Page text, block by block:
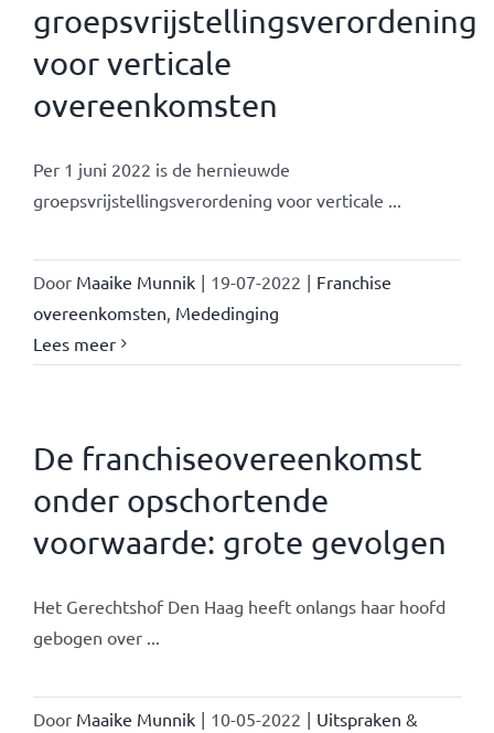
groepsvrijstellingsverordening
voor verticale
overeenkomsten
Per 1 juni 2022 is de hernieuwde
groepsvrijstellingsverordening voor verticale ...
Door Maaike Munnik | 19-07-2022 | Franchise
overeenkomsten Mededinging
Lees meer
De franchiseovereenkomst
onder opschortende
voorwaarde: grote gevolgen
Het Gerechtshof Den Haag heeft onlangs haar hoofd
gebogen over ...
Door Maaike Munnik | 10-05-2022 | Uitspraken &